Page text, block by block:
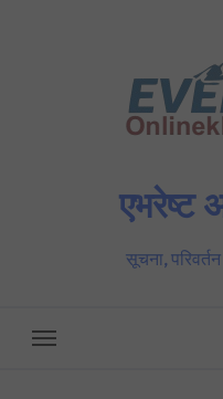
एभरेष्ट
सूचना,